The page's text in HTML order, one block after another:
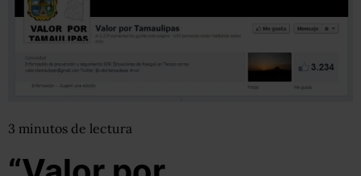
3 minutos de lectura